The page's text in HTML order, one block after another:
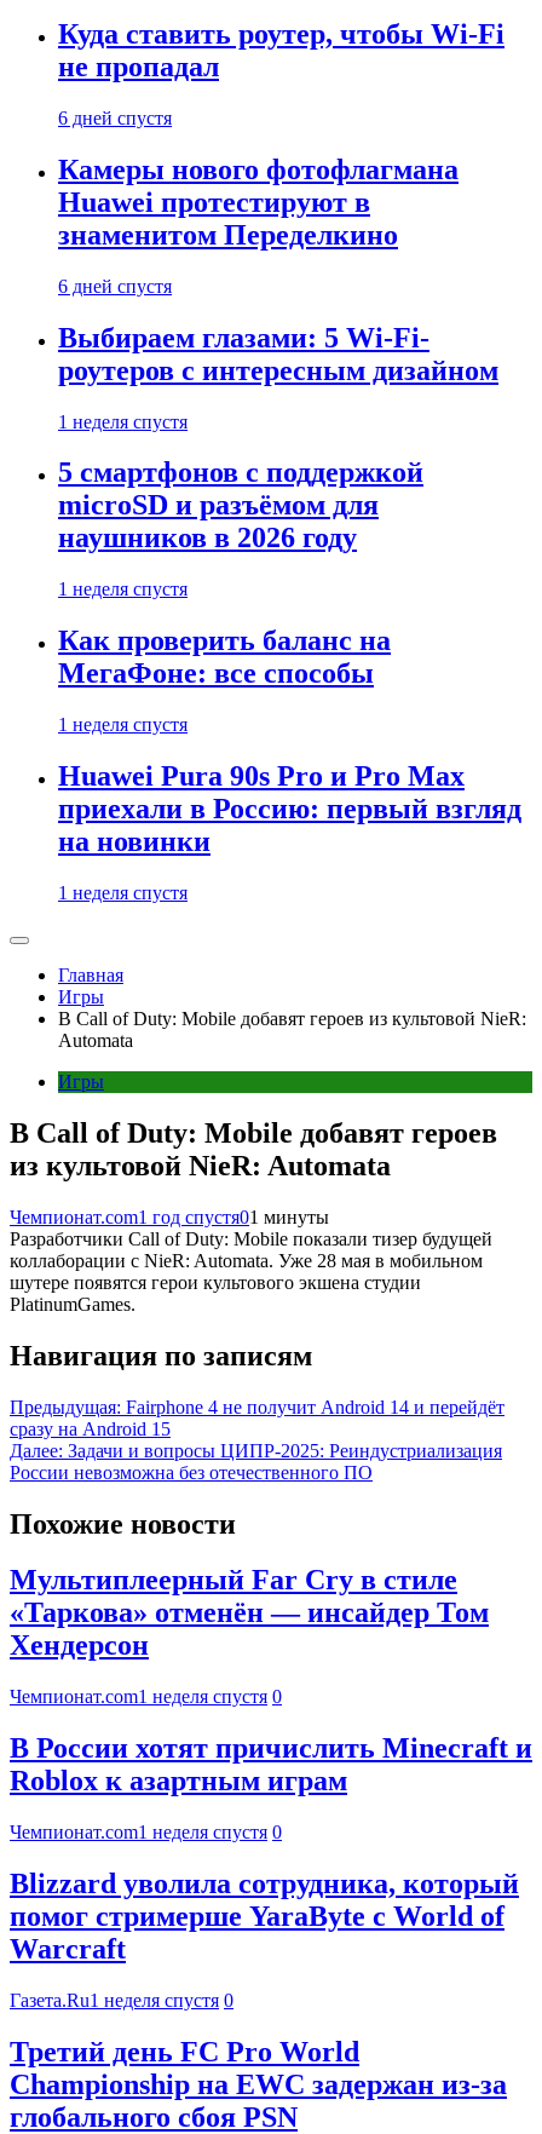
Куда ставить роутер, чтобы Wi-Fi
не пропадал
6 дней спустя
Камеры нового фотофлагмана
Huawei протестируют в
знаменитом Переделкино
6 дней спустя
Выбираем глазами: 5 Wi-Fi-
роутеров с интересным дизайном
1 неделя спустя
5 смартфонов с поддержкой
microSD и разъёмом для
наушников в 2026 году
1 неделя спустя
Как проверить баланс на
МегаФоне: все способы
1 неделя спустя
Huawei Pura 90s Pro и Pro Max
приехали в Россию: первый взгляд
на новинки
1 неделя спустя
Главная
Игры
В Call of Duty: Mobile добавят героев из культовой NieR:
Automata
Игры
В Call of Duty: Mobile добавят героев
из культовой NieR: Automata
Чемпионат.com1 год спустя01 минуты
Разработчики Call of Duty: Mobile показали тизер будущей
коллаборации с NieR: Automata. Уже 28 мая в мобильном
шутере появятся герои культового экшена студии
PlatinumGames.
Навигация по записям
Предыдущая: Fairphone 4 не получит Android 14 и перейдёт
сразу на Android 15
Далее: Задачи и вопросы ЦИПР-2025: Реиндустриализация
России невозможна без отечественного ПО
Похожие новости
Мультиплеерный Far Cry в стиле
«Таркова» отменён — инсайдер Том
Хендерсон
Чемпионат.com1 неделя спустя 0
В России хотят причислить Minecraft и
Roblox к азартным играм
Чемпионат.com1 неделя спустя 0
Blizzard уволила сотрудника, который
помог стримерше YaraByte с World of
Warcraft
Газета.Ru1 неделя спустя 0
Третий день FC Pro World
Championship на EWC задержан из-за
глобального сбоя PSN